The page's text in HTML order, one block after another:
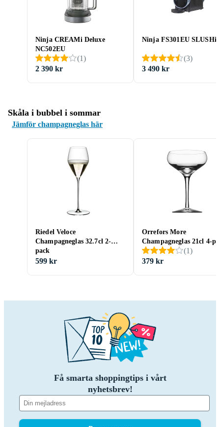
Ninja CREAMi Deluxe
NC502EU
(1)
2 390 kr
Ninja FS301EU SLUSHi
(3)
3 490 kr
Skåla i bubbel i sommar
Jämför champagneglas här
Riedel Veloce
Champagneglas 32.7cl 2-
pack
599 kr
Orrefors More
Champagneglas 21cl 4-
(1)
379 kr
Få smarta shoppingtips i vårt
nyhetsbrev!